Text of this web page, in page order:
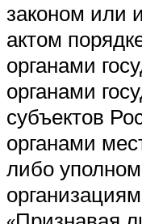
законом или
актом
органами
органами
субъектов
органами
либо